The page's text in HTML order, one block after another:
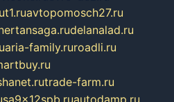
avtopomosch27.ru
delanalad.ru
aria-family.ruroadli.ru
trade-farm.ru
autodamp.ru